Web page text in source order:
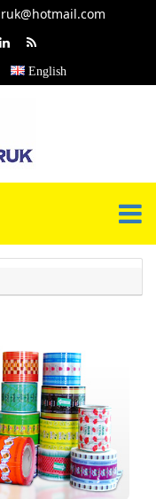
English